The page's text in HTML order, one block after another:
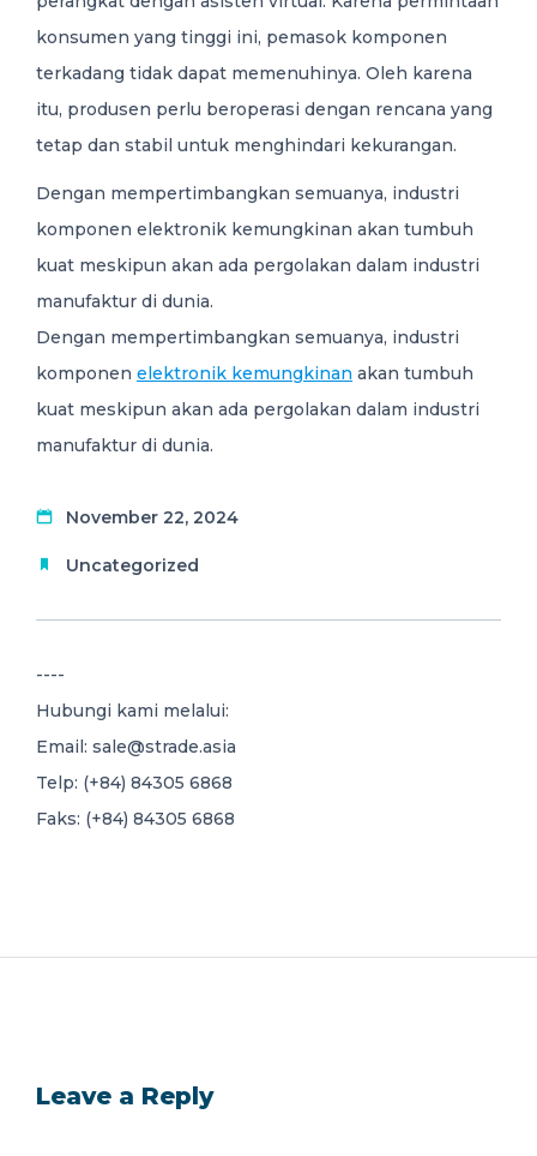
konsumen yang tinggi ini, pemasok komponen
terkadang tidak dapat memenuhinya. Oleh karena
itu, produsen perlu beroperasi dengan rencana yang
tetap dan stabil untuk menghindari kekurangan.
Dengan mempertimbangkan semuanya, industri
komponen elektronik kemungkinan akan tumbuh
kuat meskipun akan ada pergolakan dalam industri
manufaktur di dunia.
Dengan mempertimbangkan semuanya, industri
komponen elektronik kemungkinan akan tumbuh
kuat meskipun akan ada pergolakan dalam industri
manufaktur di dunia.
November 22, 2024
Uncategorized
----
Hubungi kami melalui:
Email: sale@strade.asia
Telp: (+84) 84305 6868
Faks: (+84) 84305 6868
Leave a Reply